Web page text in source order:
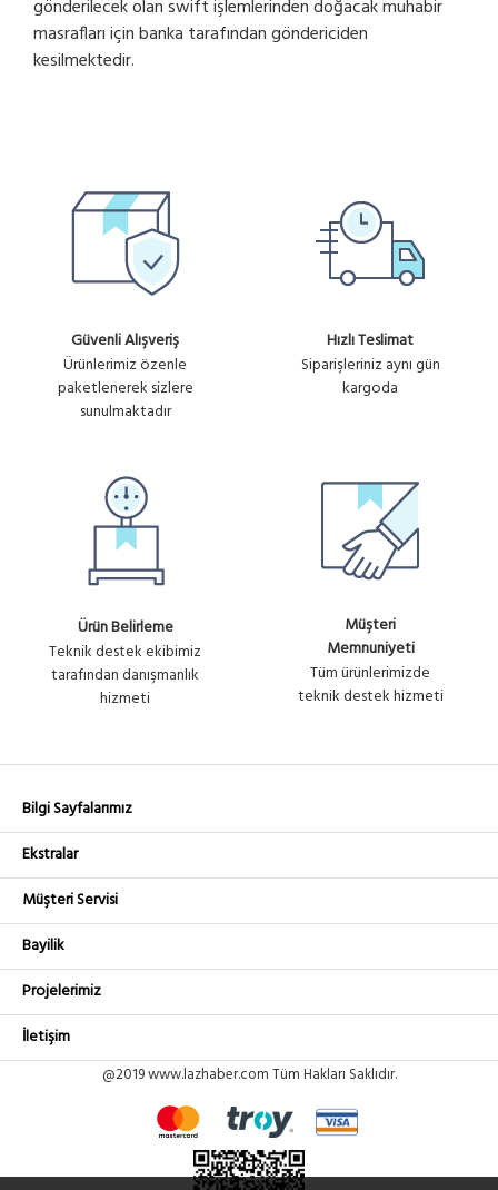
gönderilecek olan swift işlemlerinden doğacak muhabir
masrafları için banka tarafından göndericiden
kesilmektedir.
Güvenli Alışveriş
Ürünlerimiz özenle
paketlenerek sizlere
sunulmaktadır
Hızlı Teslimat
Siparişleriniz aynı gün
kargoda
Ürün Belirleme
Teknik destek ekibimiz
tarafından danışmanlık
hizmeti
Müşteri
Memnuniyeti
Tüm ürünlerimizde
teknik destek hizmeti
Bilgi Sayfalarımız
Ekstralar
Müşteri Servisi
Bayilik
Projelerimiz
İletişim
@2019 www.lazhaber.com Tüm Hakları Saklıdır.